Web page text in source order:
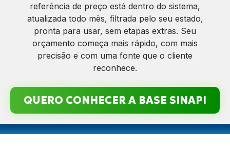
referência de preço está dentro do sistema,
atualizada todo mês, filtrada pelo seu estado,
pronta para usar, sem etapas extras. Seu
orçamento começa mais rápido, com mais
precisão e com uma fonte que o cliente
reconhece.
QUERO CONHECER A BASE SINAPI